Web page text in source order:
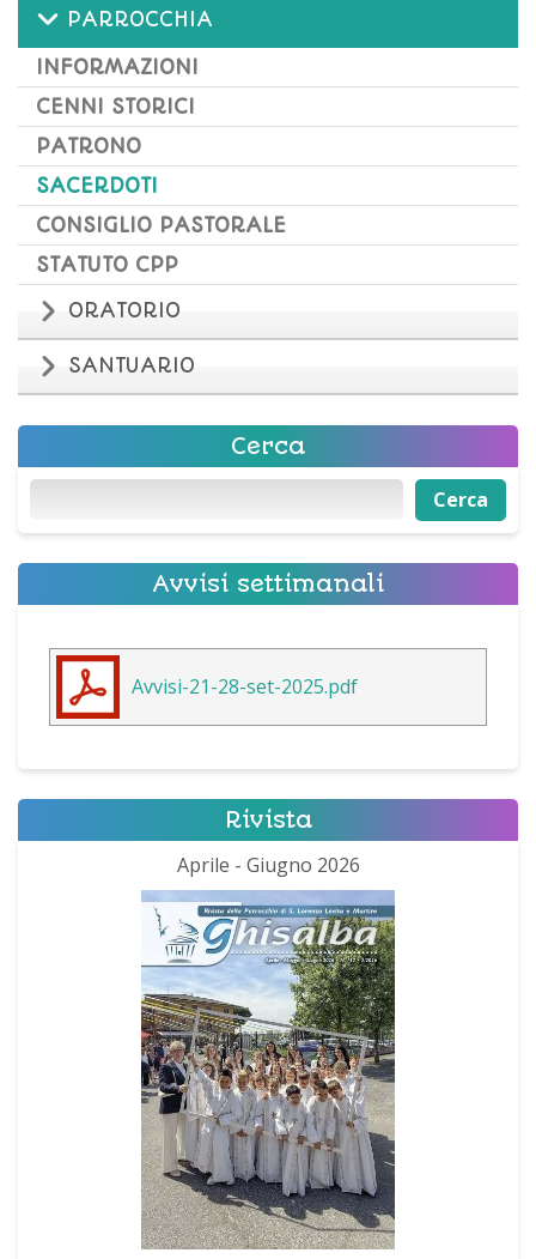
PARROCCHIA
INFORMAZIONI
CENNI STORICI
PATRONO
SACERDOTI
CONSIGLIO PASTORALE
STATUTO CPP
ORATORIO
SANTUARIO
Cerca
Cerca Cerca
Avvisi settimanali
Avvisi-21-28-set-2025.pdf
Rivista
Aprile - Giugno 2026